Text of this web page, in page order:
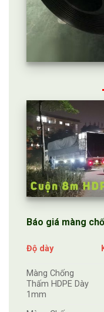
Báo giá màng
Độ dày
Màng Chống
Thấm HDPE Dày
1mm